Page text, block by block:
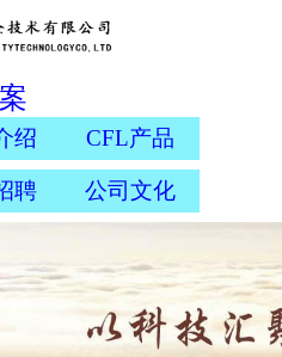
绍 CFL产品
聘 公司文化